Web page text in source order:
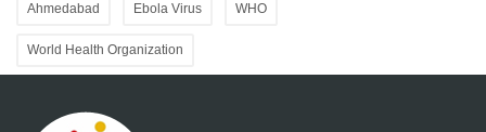
Ahmedabad Ebola Virus WHO
World Health Organization